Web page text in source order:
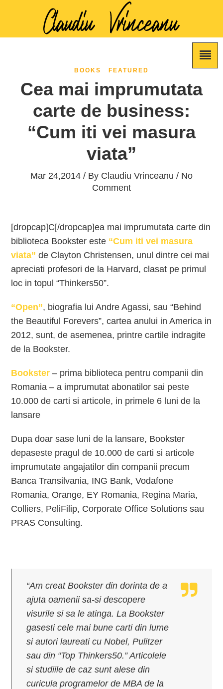
BOOKS FEATURED
Cea mai imprumutata
carte de business:
“Cum iti vei masura
viata”
Mar 24,2014 / By Claudiu Vrinceanu / No
Comment
[dropcap]C[/dropcap]ea mai imprumutata carte din
biblioteca Bookster este “Cum iti vei masura
viata” de Clayton Christensen, unul dintre cei mai
apreciati profesori de la Harvard, clasat pe primul
loc in topul “Thinkers50”.
“Open”, biografia lui Andre Agassi, sau “Behind
the Beautiful Forevers”, cartea anului in America in
2012, sunt, de asemenea, printre cartile indragite
de la Bookster.
Bookster – prima biblioteca pentru companii din
Romania – a imprumutat abonatilor sai peste
10.000 de carti si articole, in primele 6 luni de la
lansare
Dupa doar sase luni de la lansare, Bookster
depaseste pragul de 10.000 de carti si articole
imprumutate angajatilor din companii precum
Banca Transilvania, ING Bank, Vodafone
Romania, Orange, EY Romania, Regina Maria,
Colliers, PeliFilip, Corporate Office Solutions sau
PRAS Consulting.
“Am creat Bookster din dorinta de a
ajuta oamenii sa-si descopere
visurile si sa le atinga. La Bookster
gasesti cele mai bune carti din lume
si autori laureati cu Nobel, Pulitzer
sau din “Top Thinkers50.” Articolele
si studiile de caz sunt alese din
curicula programelor de MBA de la